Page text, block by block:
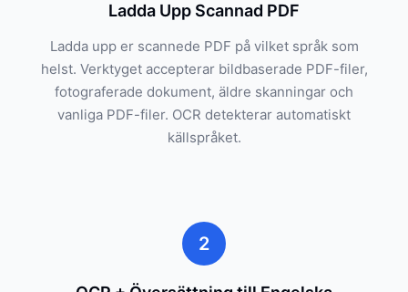
Ladda Upp Scannad PDF
Ladda upp er scannede PDF på vilket språk som
helst. Verktyget accepterar bildbaserade PDF-filer,
fotograferade dokument, äldre skanningar och
vanliga PDF-filer. OCR detekterar automatiskt
källspråket.
2